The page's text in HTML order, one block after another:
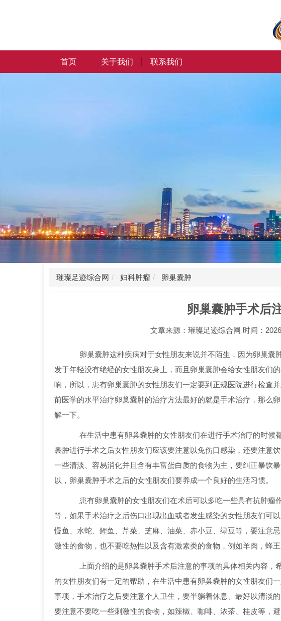
首页 关于我们 联系我们
璀璨足迹综合网 妇科肿瘤 卵巢囊肿
卵巢囊肿手术后
文章来源：璀璨足迹综合网 时间：
卵巢囊肿这种疾病对于女性朋友来说并不陌生，因为卵巢囊
发于年轻没有绝经的女性朋友身上，而且卵巢囊肿会给女性朋友们
响，所以，患有卵巢囊肿的女性朋友们一定要到正规医院进行检查
前医学的水平治疗卵巢囊肿的治疗方法最好的就是手术治疗，那么
解一下。
在生活中患有卵巢囊肿的女性朋友们在进行手术治疗的时候
囊肿进行手术之后女性朋友们应该要注意以免伤口感染，还要注意
一些清淡、容易消化并且含有丰富蛋白质的食物为主，要纠正暴饮
以，卵巢囊肿手术之后的女性朋友们要养成一个良好的生活习惯。
患有卵巢囊肿的女性朋友们在术后可以多吃一些具有抗肿瘤
等，如果手术治疗之后伤口出现出血或者发生感染的女性朋友们可
慢鱼、水蛇、鲤鱼、芹菜、芝麻、油菜、赤小豆、绿豆等，要注意
激性的食物，也不要吃热性以及含有激素类的食物，例如羊肉，蜂王
上面介绍的是卵巢囊肿手术后注意的事项的具体相关内容，
的女性朋友们有一定的帮助，在生活中患有卵巢囊肿的女性朋友们
事项，手术治疗之后要注意个人卫生，要半躺着休息、最好以清淡
要注意不要吃一些刺激性的食物，如辣椒、咖啡、浓茶、桂皮等，避